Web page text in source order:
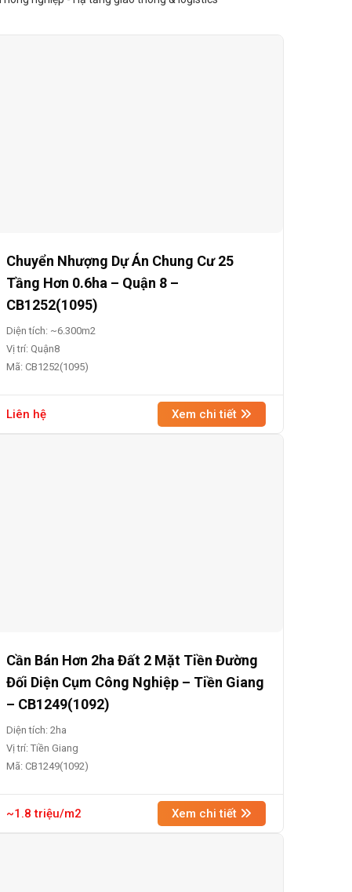
Chuyển Nhượng Dự Án Chung Cư 25
Tầng Hơn 0.6ha – Quận 8 –
CB1252(1095)
Diện tích: ~6.300m2
Vị trí: Quận8
Mã: CB1252(1095)
Liên hệ Xem chi tiết
Cần Bán Hơn 2ha Đất 2 Mặt Tiền Đường
Đối Diện Cụm Công Nghiệp – Tiền Giang
– CB1249(1092)
Diện tích: 2ha
Vị trí: Tiền Giang
Mã: CB1249(1092)
~1.8 triệu/m2 Xem chi tiết